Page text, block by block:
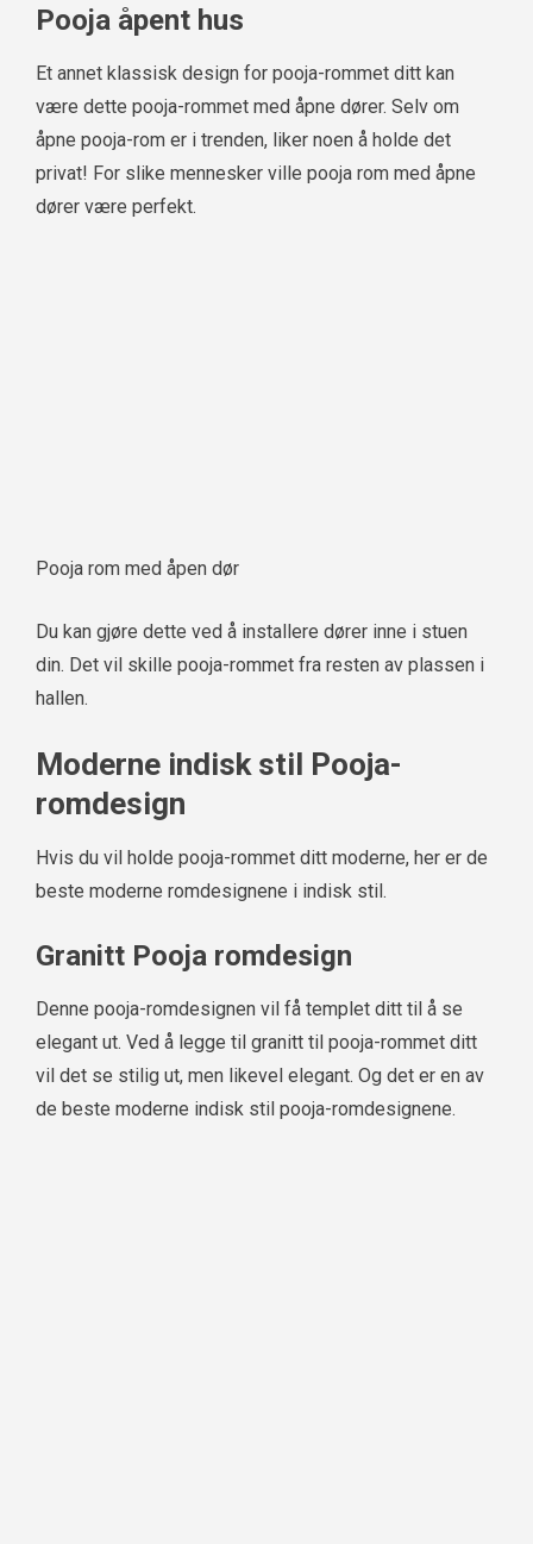
Pooja åpent hus
Et annet klassisk design for pooja-rommet ditt kan
være dette pooja-rommet med åpne dører. Selv om
åpne pooja-rom er i trenden, liker noen å holde det
privat! For slike mennesker ville pooja rom med åpne
dører være perfekt.
Pooja rom med åpen dør
Du kan gjøre dette ved å installere dører inne i stuen
din. Det vil skille pooja-rommet fra resten av plassen i
hallen.
Moderne indisk stil Pooja-
romdesign
Hvis du vil holde pooja-rommet ditt moderne, her er de
beste moderne romdesignene i indisk stil.
Granitt Pooja romdesign
Denne pooja-romdesignen vil få templet ditt til å se
elegant ut. Ved å legge til granitt til pooja-rommet ditt
vil det se stilig ut, men likevel elegant. Og det er en av
de beste moderne indisk stil pooja-romdesignene.